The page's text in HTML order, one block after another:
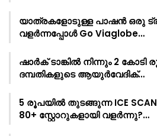
യാത്രകളോടുള്ള പാഷൻ ഒരു
വളർന്നപ്പോൾ Go Viaglobe…
ഷാർക്‌ ടാങ്കിൽ നിന്നും 2 കോടി
ദമ്പതികളുടെ ആയുർവേദിക്…
5 രൂപയിൽ തുടങ്ങുന്ന ICE
80+ സ്റ്റോറുകളായി വളർന്നു?…